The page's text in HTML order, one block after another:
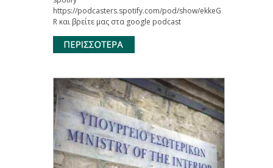
https://podcasters.spotify.com/pod/show/ekkeG
R και βρείτε μας στα google podcast